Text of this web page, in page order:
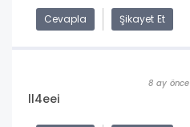
Cevapla Şikayet Et
8 ay önce
ll4eei